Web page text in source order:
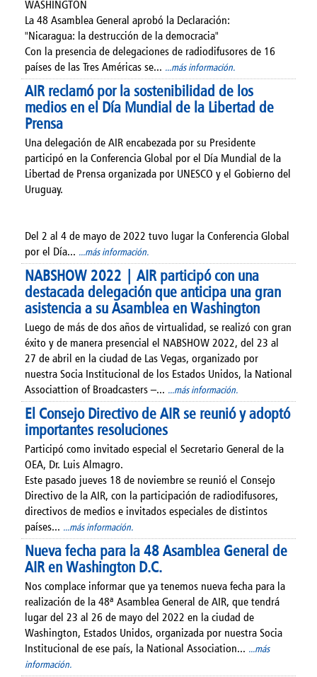
WASHINGTON
La 48 Asamblea General aprobó la Declaración:
"Nicaragua: la destrucción de la democracia"
Con la presencia de delegaciones de radiodifusores de 16
países de las Tres Américas se... ...más información.
AIR reclamó por la sostenibilidad de los
medios en el Día Mundial de la Libertad de
Prensa
Una delegación de AIR encabezada por su Presidente
participó en la Conferencia Global por el Día Mundial de la
Libertad de Prensa organizada por UNESCO y el Gobierno del
Uruguay.
Del 2 al 4 de mayo de 2022 tuvo lugar la Conferencia Global
por el Día... ...más información.
NABSHOW 2022 | AIR participó con una
destacada delegación que anticipa una gran
asistencia a su Asamblea en Washington
Luego de más de dos años de virtualidad, se realizó con gran
éxito y de manera presencial el NABSHOW 2022, del 23 al
27 de abril en la ciudad de Las Vegas, organizado por
nuestra Socia Institucional de los Estados Unidos, la National
Associattion of Broadcasters –... ...más información.
El Consejo Directivo de AIR se reunió y adoptó
importantes resoluciones
Participó como invitado especial el Secretario General de la
OEA, Dr. Luis Almagro.
Este pasado jueves 18 de noviembre se reunió el Consejo
Directivo de la AIR, con la participación de radiodifusores,
directivos de medios e invitados especiales de distintos
países... ...más información.
Nueva fecha para la 48 Asamblea General de
AIR en Washington D.C.
Nos complace informar que ya tenemos nueva fecha para la
realización de la 48ª Asamblea General de AIR, que tendrá
lugar del 23 al 26 de mayo del 2022 en la ciudad de
Washington, Estados Unidos, organizada por nuestra Socia
Institucional de ese país, la National Association... ...más
información.